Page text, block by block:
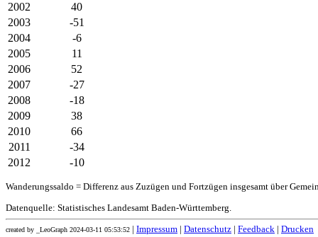
2002
40
2003
-51
2004
-6
2005
11
2006
52
2007
-27
2008
-18
2009
38
2010
66
2011
-34
2012
-10
Wanderungssaldo = Differenz aus Zuzügen und Fortzügen insgesamt über
Datenquelle: Statistisches Landesamt Baden-Württemberg.
created by _LeoGraph 2024-03-11 05:53:52 Impressum Datenschutz Feedback Drucken